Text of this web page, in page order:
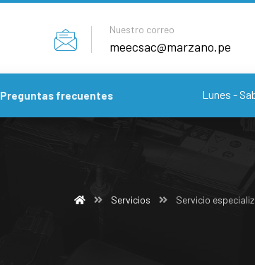
Nuestro correo
meecsac@marzano.pe
Preguntas frecuentes Lunes -
Servicios Servicio